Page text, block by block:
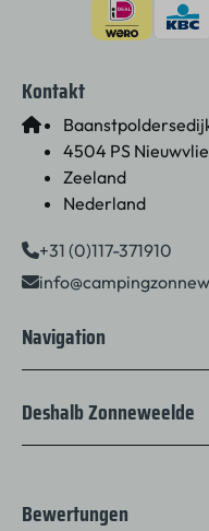
Kontakt
4504 PS
Zeeland
Nederland
+31 (0)117-371910
Navigation
Deshalb Zonneweelde
Bewertungen